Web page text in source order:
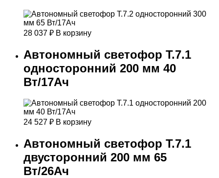
28 037 ₽ В корзину
Автономный светофор Т.7.1
односторонний 200 мм 40
Вт/17Ач
24 527 ₽ В корзину
Автономный светофор Т.7.1
двусторонний 200 мм 65
Вт/26Ач